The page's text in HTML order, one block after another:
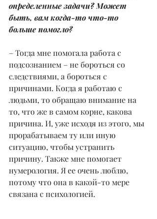
определенные задачи? Может
быть, вам когда-то что-то
больше помогло?
– Тогда мне помогала работа с
подсознанием – не бороться со
следствиями, а бороться с
причинами. Когда я работаю с
людьми, то обращаю внимание на
то, что же в самом корне, какова
причина. И, уже исходя из этого, мы
прорабатываем ту или иную
ситуацию, чтобы устранить
причину. Также мне помогает
нумерология. Я ее очень люблю,
потому что она в какой-то мере
связана с психологией.